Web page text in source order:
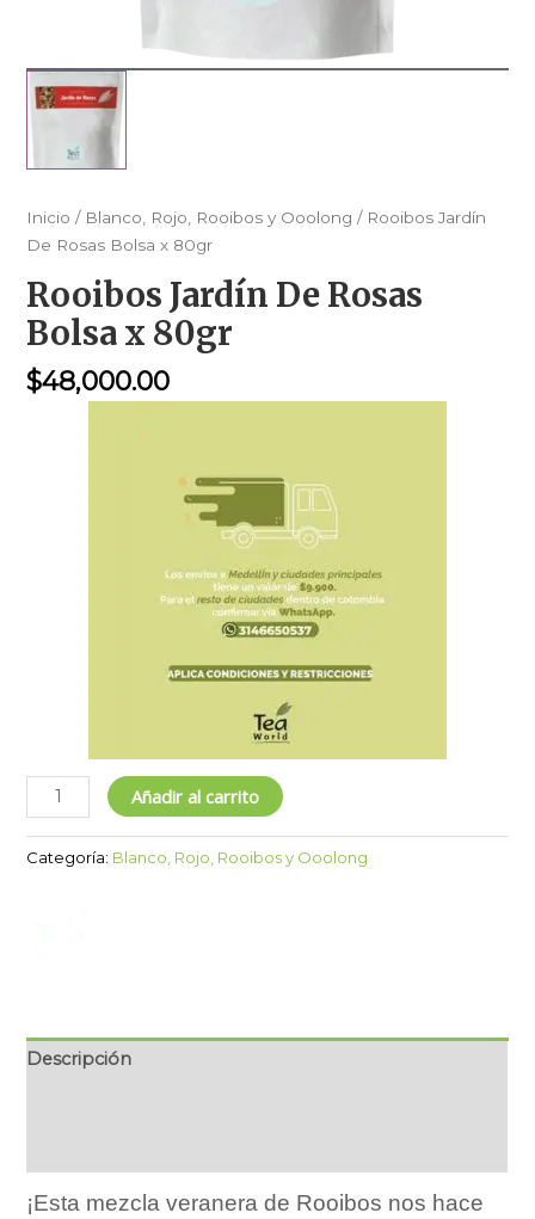
Inicio / Blanco, Rojo, Rooibos y Ooolong / Rooibos Jardín
De Rosas Bolsa x 80gr
Rooibos Jardín De Rosas
Bolsa x 80gr
$48,000.00
Añadir al carrito
Categoría: Blanco, Rojo, Rooibos y Ooolong
Descripción
¡Esta mezcla veranera de Rooibos nos hace